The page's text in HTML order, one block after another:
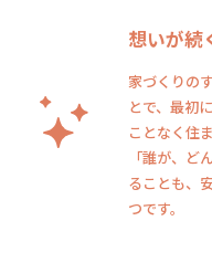
想いが続
家づくりの
とで、最初
ことなく住
「誰が、ど
ることも、
つです。